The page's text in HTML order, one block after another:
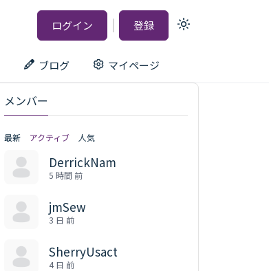
ログイン | 登録
Light
ブログ マイページ
メンバー
最新 アクティブ 人気
DerrickNam
5 時間 前
jmSew
3 日 前
SherryUsact
4 日 前